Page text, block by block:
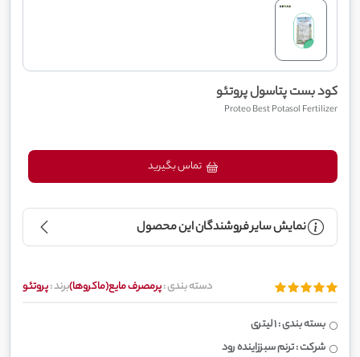
کود بست پتاسول پروتئو
Proteo Best Potasol Fertilizer
نمایش سایر فروشندگان این محصول
دسته بندی :پرمصرف مایع(ماکروها)برند :پروتئو
بسته بندی : 1 لیتری
شرکت : ترنم سبززاینده رود